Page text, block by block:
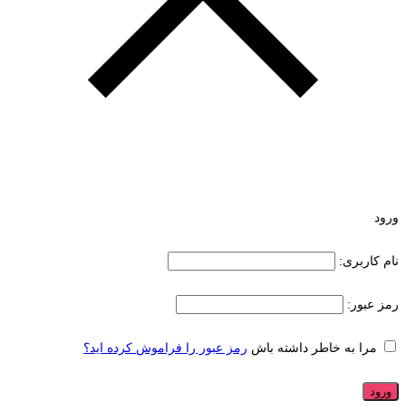
ورود
نام کاربری:
رمز عبور:
مرا به خاطر داشته باش رمز عبور را فراموش کرده اید؟